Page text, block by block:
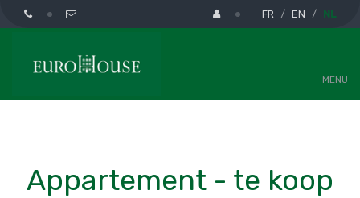
FR EN NL
MENU
Appartement - te koop